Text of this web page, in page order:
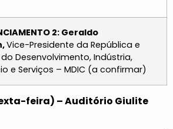
2: Geraldo
Vice-Presidente da República e
Desenvolvimento, Indústria,
e Serviços – MDIC (a confirmar)
feira) – Auditório Giulite